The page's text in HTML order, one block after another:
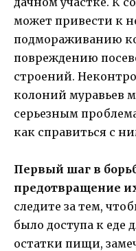
может привести к
подмораживанию
повреждению
строений.
колоний муравьев
серьезным
как справиться с
Первый шаг в
предотвращение
следите за тем,
было доступа к еде
остатки пищи,